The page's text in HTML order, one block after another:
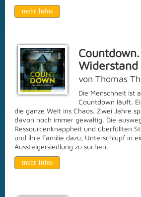
mehr Infos
Widerstand
von Thomas
Die Menschheit ist
Countdown läuft.
die ganze Welt ins Chaos. Zwei Jahre
davon noch immer gewaltig. Die
Ressourcenknappheit und überfüllten
und ihre Familie dazu, Unterschlupf in
Aussteigersiedlung zu suchen.
mehr Infos